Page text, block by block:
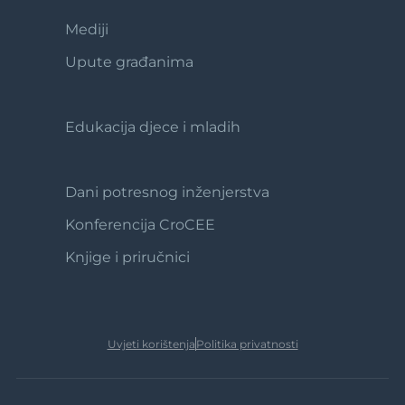
Footer
Mediji
Upute građanima
Footer
Edukacija djece i mladih
Footer
Dani potresnog inženjerstva
Konferencija CroCEE
Knjige i priručnici
Uvjeti korištenja Politika privatnosti